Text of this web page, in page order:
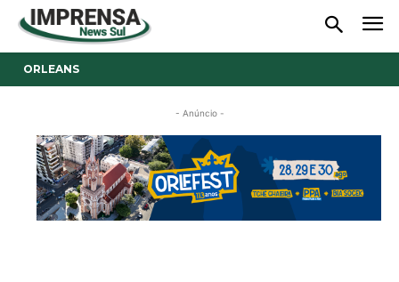
ORLEANS
- Anúncio -